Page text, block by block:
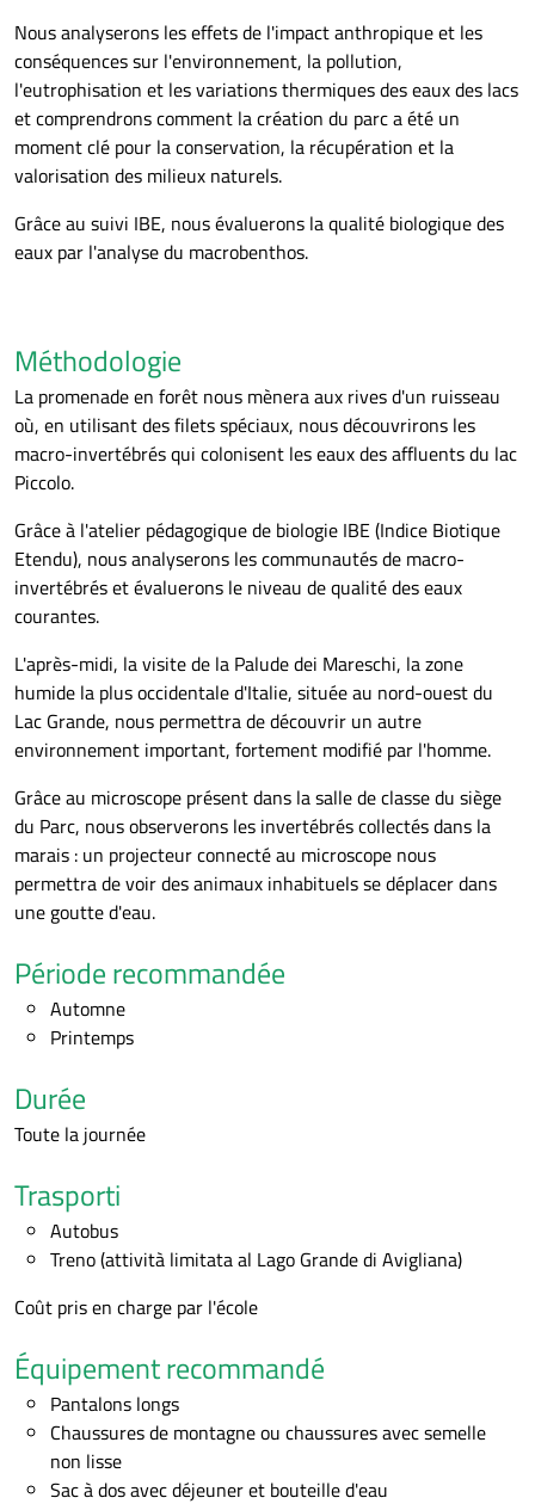
Nous analyserons les effets de l'impact anthropique et les
conséquences sur l'environnement, la pollution,
l'eutrophisation et les variations thermiques des eaux des lacs
et comprendrons comment la création du parc a été un
moment clé pour la conservation, la récupération et la
valorisation des milieux naturels.
Grâce au suivi IBE, nous évaluerons la qualité biologique des
eaux par l'analyse du macrobenthos.
Méthodologie
La promenade en forêt nous mènera aux rives d'un ruisseau
où, en utilisant des filets spéciaux, nous découvrirons les
macro-invertébrés qui colonisent les eaux des affluents du lac
Piccolo.
Grâce à l'atelier pédagogique de biologie IBE (Indice Biotique
Etendu), nous analyserons les communautés de macro-
invertébrés et évaluerons le niveau de qualité des eaux
courantes.
L'après-midi, la visite de la Palude dei Mareschi, la zone
humide la plus occidentale d'Italie, située au nord-ouest du
Lac Grande, nous permettra de découvrir un autre
environnement important, fortement modifié par l'homme.
Grâce au microscope présent dans la salle de classe du siège
du Parc, nous observerons les invertébrés collectés dans la
marais : un projecteur connecté au microscope nous
permettra de voir des animaux inhabituels se déplacer dans
une goutte d'eau.
Période recommandée
Automne
Printemps
Durée
Toute la journée
Trasporti
Autobus
Treno (attività limitata al Lago Grande di Avigliana)
Coût pris en charge par l'école
Équipement recommandé
Pantalons longs
Chaussures de montagne ou chaussures avec semelle
non lisse
Sac à dos avec déjeuner et bouteille d'eau